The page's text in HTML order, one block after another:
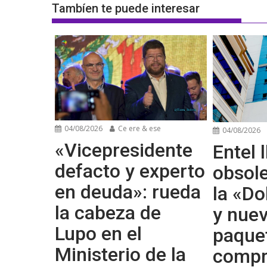
Tambíen te puede interesar
04/08/2026 Ce ere & ese
«Vicepresidente
defacto y experto
en deuda»: rueda
la cabeza de
Lupo en el
Ministerio de la
04/08/2026
Entel
la
y